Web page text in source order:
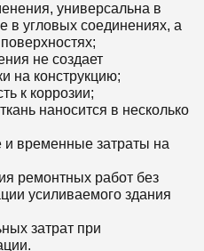
универсальна в
в угловых соединениях, а
не создает
на конструкцию;
к коррозии;
наносится в несколько
временные затраты на
ремонтных работ без
усиливаемого здания
затрат при